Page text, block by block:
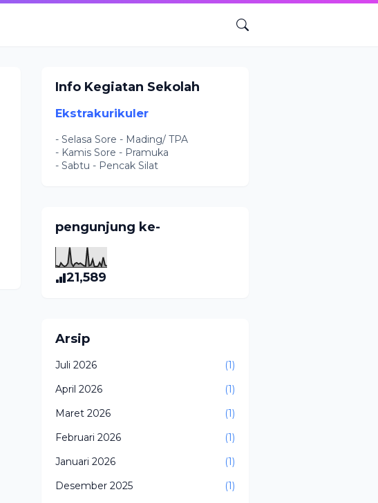
Info Kegiatan Sekolah
Ekstrakurikuler
- Selasa Sore - Mading/ TPA
- Kamis Sore - Pramuka
- Sabtu - Pencak Silat
pengunjung ke-
21,589
Arsip
Juli 2026
(1)
April 2026
(1)
Maret 2026
(1)
Februari 2026
(1)
Januari 2026
(1)
Desember 2025
(1)